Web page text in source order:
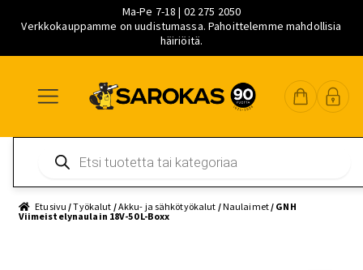
Ma-Pe 7-18 | 02 275 2050
Verkkokauppamme on uudistumassa. Pahoittelemme mahdollisia
häiriöitä.
navigointiin
sisältöön
pääsisältöön
search
Etusivu /Työkalut /Akku- ja sähkötyökalut /Naulaimet/ GNH
Viimeistelynaulain 18V-50 L-Boxx